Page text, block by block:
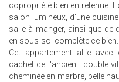
copropriété bien entretenue.
salon lumineux, d'une
salle à manger, ainsi que de
en sous-sol complète ce bien.
Cet appartement allie
cachet de l'ancien : double
cheminée en marbre, belle